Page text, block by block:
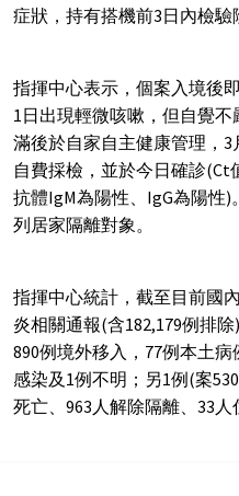
症狀，持有搭機前3日內檢驗
指揮中心表示，個案入境後
1日出現輕微咳嗽，但自覺
滿後於自家自主健康管理，
自費採檢，並於今日確診(Ct
抗體IgM為陽性、IgG為陽性)
列居家隔離對象。
指揮中心統計，截至目前國
炎相關通報(含182,179例排
890例境外移入，77例本土
感染及1例不明；另1例(案
死亡、963人解除隔離、33人